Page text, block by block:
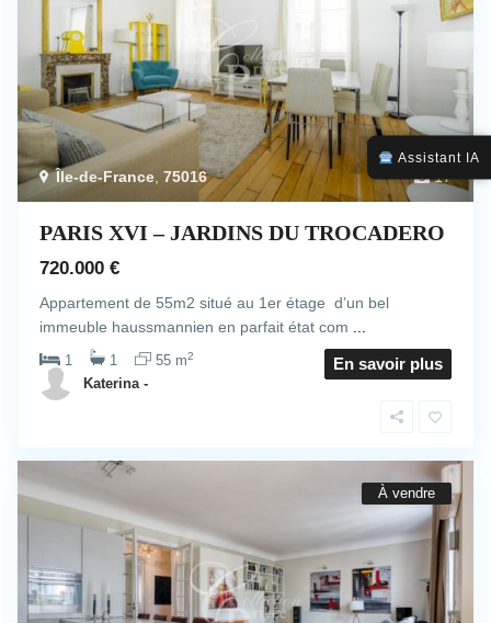
17
Île-de-France 75016
PARIS XVI – JARDINS DU TROCADERO
720.000 €
Appartement de 55m2 situé au 1er étage d’un bel
immeuble haussmannien en parfait état com
1 1 55 m2 En savoir plus
Katerina -
À vendre
Assistant IA